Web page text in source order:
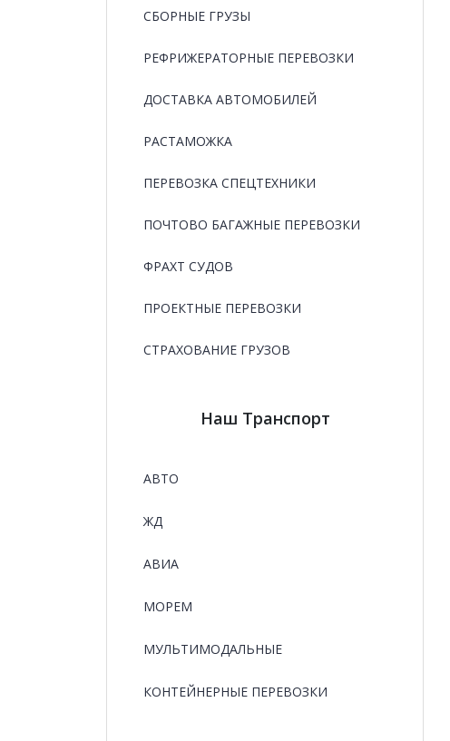
СБОРНЫЕ ГРУЗЫ
РЕФРИЖЕРАТОРНЫЕ ПЕРЕВОЗКИ
ДОСТАВКА АВТОМОБИЛЕЙ
РАСТАМОЖКА
ПЕРЕВОЗКА СПЕЦТЕХНИКИ
ПОЧТОВО БАГАЖНЫЕ ПЕРЕВОЗКИ
ФРАХТ СУДОВ
ПРОЕКТНЫЕ ПЕРЕВОЗКИ
СТРАХОВАНИЕ ГРУЗОВ
Наш Транспорт
АВТО
ЖД
АВИА
МОРЕМ
МУЛЬТИМОДАЛЬНЫЕ
КОНТЕЙНЕРНЫЕ ПЕРЕВОЗКИ